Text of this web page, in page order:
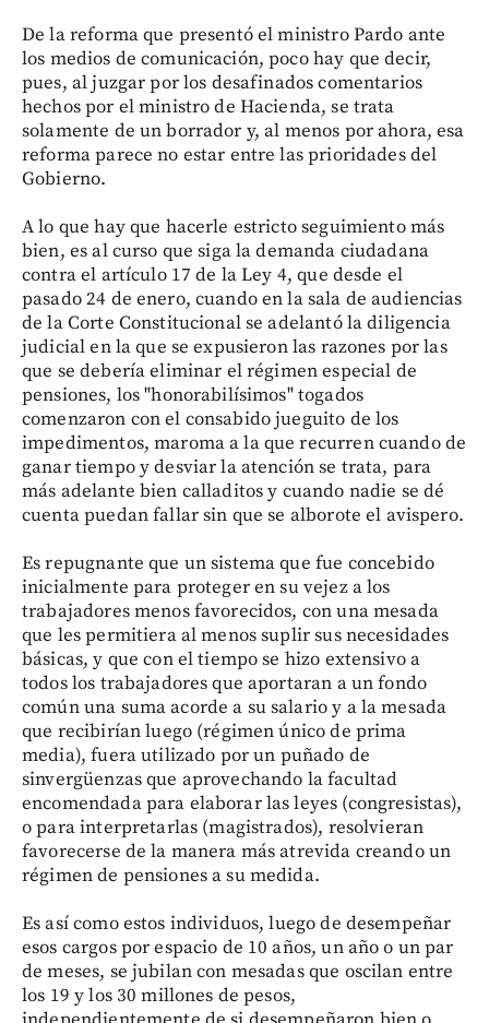
De la reforma que presentó el ministro Pardo ante
los medios de comunicación, poco hay que decir,
pues, al juzgar por los desafinados comentarios
hechos por el ministro de Hacienda, se trata
solamente de un borrador y, al menos por ahora, esa
reforma parece no estar entre las prioridades del
Gobierno.
A lo que hay que hacerle estricto seguimiento más
bien, es al curso que siga la demanda ciudadana
contra el artículo 17 de la Ley 4, que desde el
pasado 24 de enero, cuando en la sala de audiencias
de la Corte Constitucional se adelantó la diligencia
judicial en la que se expusieron las razones por las
que se debería eliminar el régimen especial de
pensiones, los "honorabilísimos" togados
comenzaron con el consabido jueguito de los
impedimentos, maroma a la que recurren cuando de
ganar tiempo y desviar la atención se trata, para
más adelante bien calladitos y cuando nadie se dé
cuenta puedan fallar sin que se alborote el avispero.
Es repugnante que un sistema que fue concebido
inicialmente para proteger en su vejez a los
trabajadores menos favorecidos, con una mesada
que les permitiera al menos suplir sus necesidades
básicas, y que con el tiempo se hizo extensivo a
todos los trabajadores que aportaran a un fondo
común una suma acorde a su salario y a la mesada
que recibirían luego (régimen único de prima
media), fuera utilizado por un puñado de
sinvergüenzas que aprovechando la facultad
encomendada para elaborar las leyes (congresistas),
o para interpretarlas (magistrados), resolvieran
favorecerse de la manera más atrevida creando un
régimen de pensiones a su medida.
Es así como estos individuos, luego de desempeñar
esos cargos por espacio de 10 años, un año o un par
de meses, se jubilan con mesadas que oscilan entre
los 19 y los 30 millones de pesos,